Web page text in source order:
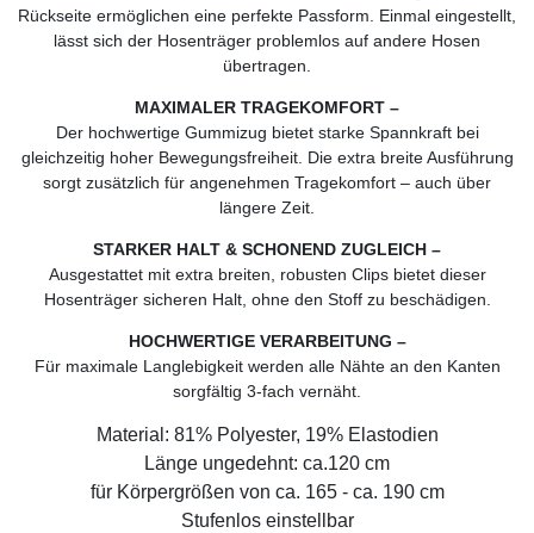
Rückseite ermöglichen eine perfekte Passform. Einmal eingestellt,
lässt sich der Hosenträger problemlos auf andere Hosen
übertragen.
MAXIMALER TRAGEKOMFORT –
Der hochwertige Gummizug bietet starke Spannkraft bei
gleichzeitig hoher Bewegungsfreiheit. Die extra breite Ausführung
sorgt zusätzlich für angenehmen Tragekomfort – auch über
längere Zeit.
STARKER HALT & SCHONEND ZUGLEICH –
Ausgestattet mit extra breiten, robusten Clips bietet dieser
Hosenträger sicheren Halt, ohne den Stoff zu beschädigen.
HOCHWERTIGE VERARBEITUNG –
Für maximale Langlebigkeit werden alle Nähte an den Kanten
sorgfältig 3-fach vernäht.
Material: 81% Polyester, 19% Elastodien
Länge ungedehnt: ca.120 cm
für Körpergrößen von ca. 165 - ca. 190 cm
Stufenlos einstellbar